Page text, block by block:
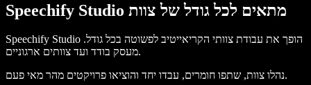
Speechify Studio מתאים לכל גודל של צוות
Speechify Studio הופך את עבודת צוותי הקריאייטיב לפשוטה בכל גודל.
מעסק בודד ועד צוותים ארגוניים.
נהלו צוות, שתפו חומרים, עבדו יחד והוציאו פרויקטים מהר מאי פעם.